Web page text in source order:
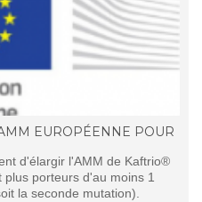
EUROPÉENNE POUR
d'élargir l'AMM de Kaftrio®
porteurs d'au moins 1
la seconde mutation).